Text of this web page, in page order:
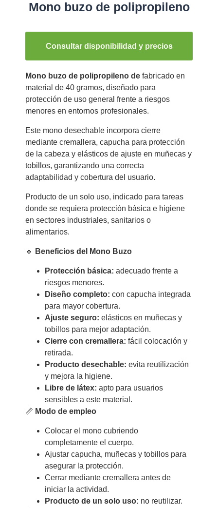
Mono buzo de polipropileno
Consultar disponibilidad y precios
Mono buzo de polipropileno defabricado en
material de 40 gramos, diseñado para
protección de uso general frente a riesgos
menores en entornos profesionales.
Este mono desechable incorpora cierre
mediante cremallera, capucha para protección
de la cabeza y elásticos de ajuste en muñecas y
tobillos, garantizando una correcta
adaptabilidad y cobertura del usuario.
Producto de un solo uso, indicado para tareas
donde se requiera protección básica e higiene
en sectores industriales, sanitarios o
alimentarios.
🔹 Beneficios del Mono Buzo
Protección básica: adecuado frente a
riesgos menores.
Diseño completo: con capucha integrada
para mayor cobertura.
Ajuste seguro: elásticos en muñecas y
tobillos para mejor adaptación.
Cierre con cremallera: fácil colocación y
retirada.
Producto desechable: evita reutilización
y mejora la higiene.
Libre de látex: apto para usuarios
sensibles a este material.
📏 Modo de empleo
Colocar el mono cubriendo
completamente el cuerpo.
Ajustar capucha, muñecas y tobillos para
asegurar la protección.
Cerrar mediante cremallera antes de
iniciar la actividad.
Producto de un solo uso: no reutilizar.